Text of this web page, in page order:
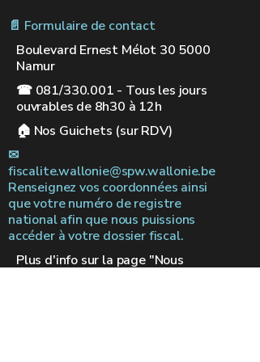
📄 Formulaire de contact
Boulevard Ernest Mélot 30 5000
Namur
☎ 081/330.001 - Tous les jours
ouvrables de 8h30 à 12h
🏠︎ Nos Guichets (sur RDV)
✉︎
fiscalite.wallonie@spw.wallonie.be
Renseignez vos coordonnées ainsi
que votre numéro de registre
national afin que nous puissions
accéder à votre dossier fiscal.
Plus d'info sur la page "Nous